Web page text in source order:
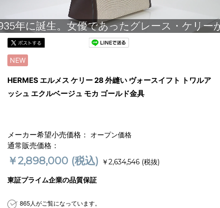
NEW
HERMES エルメス ケリー 28 外縫い ヴォースイフト トワルア
ッシュ エクルベージュ モカ ゴールド金具
メーカー希望小売価格： オープン価格
通常販売価格：
￥2,898,000 (税込) ￥2,634,546 (税抜)
東証プライム企業の品質保証
865人がご覧になっています。